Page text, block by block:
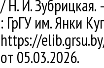
/ Н. И. Зубрицкая.
: ГрГУ им. Янки
https://
от 05.03.2026.